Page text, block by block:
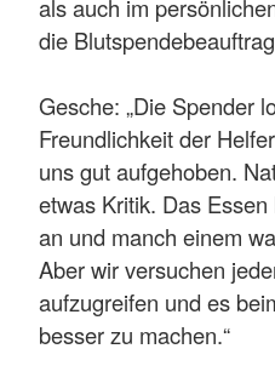
als auch im
die
Gesche: „Die Spender
Freundlichkeit der
uns gut aufgehoben.
etwas Kritik. Das
an und manch einem
Aber wir versuchen
aufzugreifen und es
besser zu machen.“